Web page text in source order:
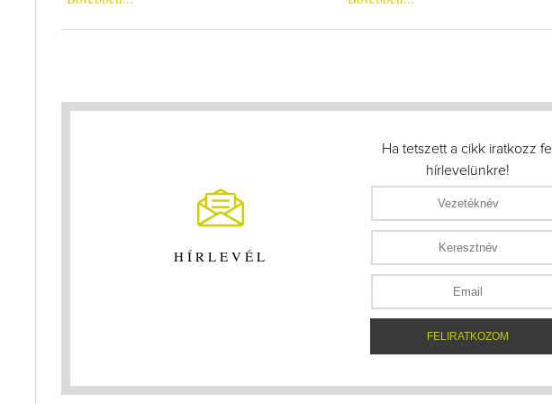
HÍRLEVÉL
Ha tetszett a cikk iratkozz
hírlevelünkre!